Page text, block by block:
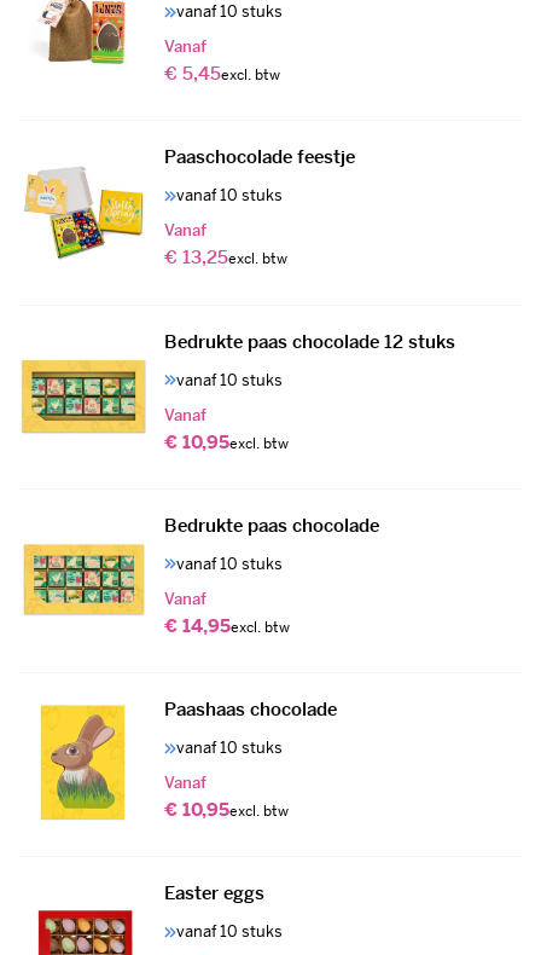
vanaf 10 stuks
Vanaf
€ 5,45
Paaschocolade feestje
vanaf 10 stuks
Vanaf
€ 13,25
Bedrukte paas chocolade 12 stuks
vanaf 10 stuks
Vanaf
€ 10,95
Bedrukte paas chocolade
vanaf 10 stuks
Vanaf
€ 14,95
Paashaas chocolade
vanaf 10 stuks
Vanaf
€ 10,95
Easter eggs
vanaf 10 stuks